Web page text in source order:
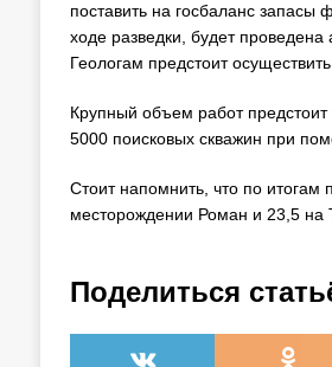
поставить на госбаланс запасы
ходе разведки, будет проведена
Геологам предстоит
Крупный объем работ
5000 поисковых скважин при
Стоит напомнить, что по итогам
месторождении Роман и 23,5 на
Поделиться